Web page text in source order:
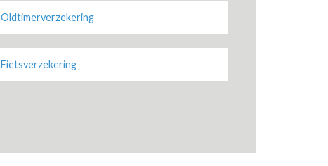
Oldtimerverzekering
Fietsverzekering